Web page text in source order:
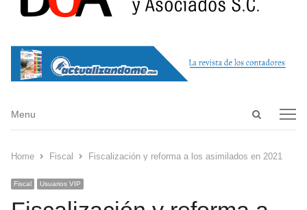
Open
Menu
Menu
Home Fiscal Fiscalización y reforma a los asimilados en 2021
Fiscal Usuarios VIP